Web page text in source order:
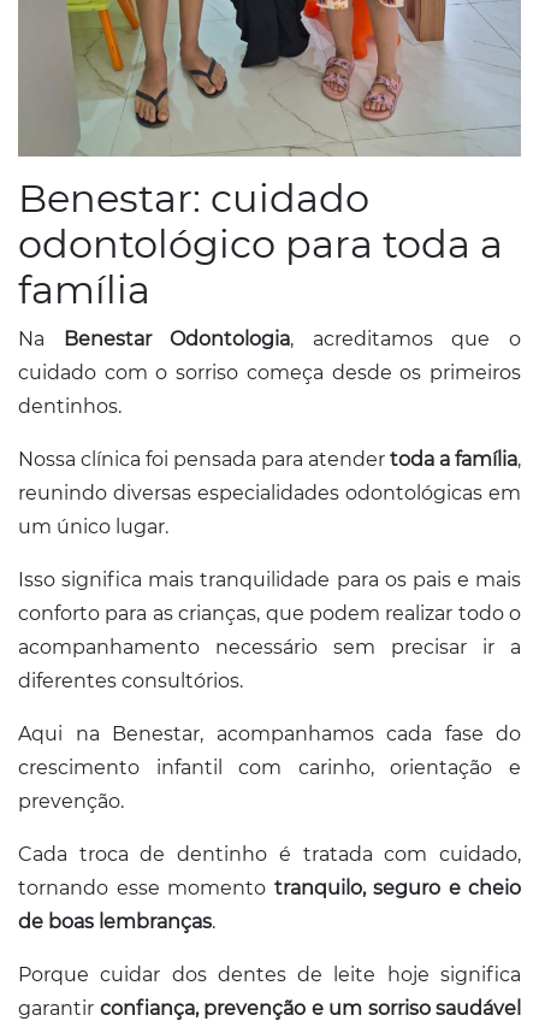
Benestar: cuidado
odontológico para toda a
família
Na Benestar Odontologia, acreditamos que o
cuidado com o sorriso começa desde os primeiros
dentinhos.
Nossa clínica foi pensada para atender toda a família,
reunindo diversas especialidades odontológicas em
um único lugar.
Isso significa mais tranquilidade para os pais e mais
conforto para as crianças, que podem realizar todo o
acompanhamento necessário sem precisar ir a
diferentes consultórios.
Aqui na Benestar, acompanhamos cada fase do
crescimento infantil com carinho, orientação e
prevenção.
Cada troca de dentinho é tratada com cuidado,
tornando esse momento tranquilo, seguro e cheio
de boas lembranças.
Porque cuidar dos dentes de leite hoje significa
garantir confiança, prevenção e um sorriso saudável